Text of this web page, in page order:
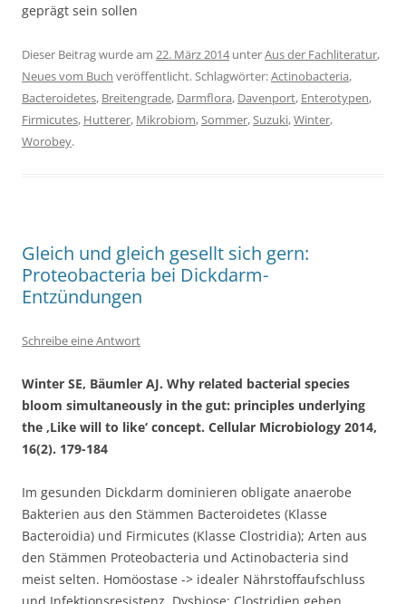
geprägt sein sollen
Dieser Beitrag wurde am 22. März 2014unterAus der Fachliteratur,
Neues vom Buch veröffentlicht. Schlagwörter:Actinobacteria,
Bacteroidetes, Breitengrade, Darmflora, Davenport, Enterotypen,
Firmicutes, Hutterer, Mikrobiom,Sommer,Suzuki,Winter,
Worobey.
Gleich und gleich gesellt sich gern:
Proteobacteria bei Dickdarm-
Entzündungen
Schreibe eine Antwort
Winter SE, Bäumler AJ. Why related bacterial species
bloom simultaneously in the gut: principles underlying
the ‚Like will to like‘ concept. Cellular Microbiology 2014,
16(2). 179-184
Im gesunden Dickdarm dominieren obligate anaerobe
Bakterien aus den Stämmen Bacteroidetes (Klasse
Bacteroidia) und Firmicutes (Klasse Clostridia); Arten aus
den Stämmen Proteobacteria und Actinobacteria sind
meist selten. Homöostase -> idealer Nährstoffaufschluss